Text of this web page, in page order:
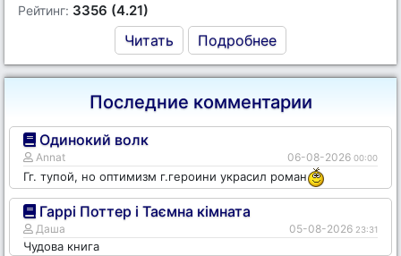
Рейтинг: 3356 (4.21)
Читать Подробнее
Последние комментарии
Одинокий волк
Annat 06-08-2026 00:00
Гг. тупой, но оптимизм г.героини украсил роман
Гаррі Поттер і Таємна кімната
Даша 05-08-2026 23:31
Чудова книга